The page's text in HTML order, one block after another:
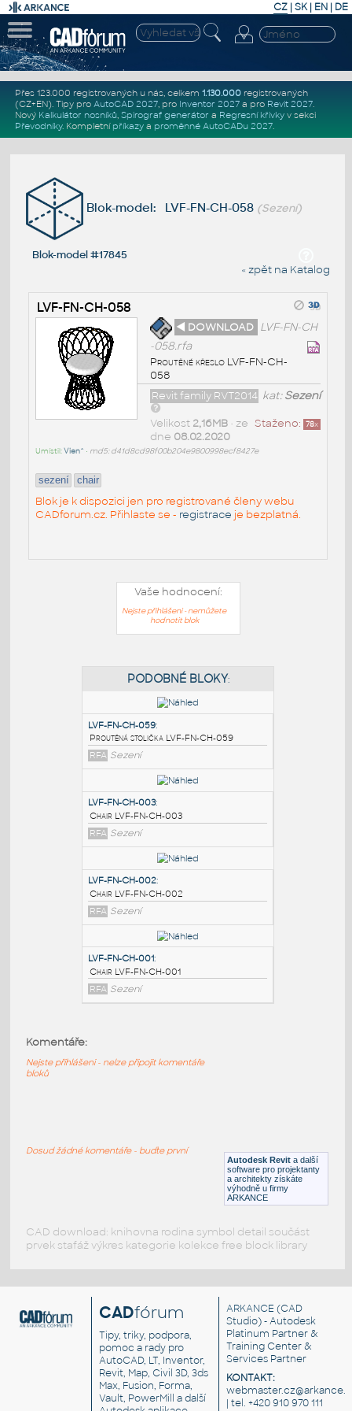
CZ | SK| EN | DE
Přes 123.000 registrovaných u nás, celkem 1.130.000registrovaných
(CZ+EN). Tipy pro AutoCAD 2027, pro Inventor 2027a pro Revit 2027.
Nový Kalkulátor nosníků, Spirograf generátor a Regresní křivkyv sekci
Převodníky. Kompletní příkazya proměnné AutoCADu 2027.
Blok-model: LVF-FN-CH-058 (Sezení)
Blok-model #17845
« zpět na Katalog
LVF-FN-CH-058
◄ DOWNLOAD LVF-FN-CH
-058.rfa
Proutěné křeslo LVF-FN-CH-
058
kat:Sezení
Revit family RVT2014
Staženo: 78x
Velikost 2,16MB• ze
dne 08.02.2020
Umístil:Vien^ • md5: d41d8cd98f00b204e9800998ecf8427e
sezení chair
Blok je k dispozici jen pro registrované členy webu
CADforum.cz. Přihlaste se - registrace je bezplatná.
Vaše hodnocení:
Nejste přihlášeni - nemůžete
hodnotit blok
PODOBNÉ BLOKY
LVF-FN-CH-059
Proutěná stolička LVF-FN-CH-059
RFA Sezení
LVF-FN-CH-003:
Chair LVF-FN-CH-003
RFA Sezení
Sezení
Autodesk Revit a další
software pro projektanty
a architekty získáte
výhodně u firmy
ARKANCE
Komentáře:
Nejste přihlášeni - nelze připojit komentáře
bloků
Dosud žádné komentáře - buďte první
CAD download: knihovna rodina symbol detail součást
prvek stafáž výkres kategorie kolekce free block library
CADfórum
Tipy, triky, podpora,
pomoc a rady pro
AutoCAD, LT, Inventor,
Revit, Map, Civil 3D, 3ds
Max, Fusion, Forma,
Vault, PowerMill a další
ARKANCE (CAD
Studio) - Autodesk
Platinum Partner &
Training Center &
Services Partner
KONTAKT:
| tel. +420 910 970 111